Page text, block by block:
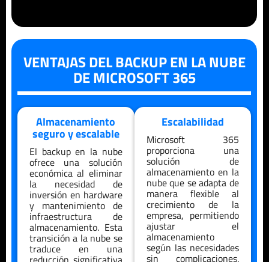
VENTAJAS DEL BACKUP EN LA NUBE
DE MICROSOFT 365
Almacenamiento
seguro y escalable
El backup en la nube
ofrece una solución
económica al eliminar
la necesidad de
inversión en hardware
y mantenimiento de
infraestructura de
almacenamiento. Esta
transición a la nube se
traduce en una
Escalabilidad
Microsoft 365
proporciona una
solución de
almacenamiento en la
nube que se adapta de
manera flexible al
crecimiento de la
empresa, permitiendo
ajustar el
almacenamiento
según las necesidades
sin complicaciones.